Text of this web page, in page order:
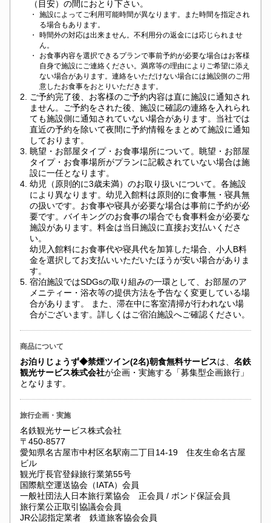
（目安）の間におとり下さい。
・
施設によってご利用可能時間が異なります。また時間を指定され
る場合もあります。
・
時間外の対応は出来ません。不利用分の返金には応じられませ
ん。
・
お食事内容を選択できるプランで事前予約が必要な場合はお客様
自身で施設にご連絡ください。満席等の理由によりご希望に添え
ない場合があります。連絡をいただけない場合には施設側のご用
意したお食事をおとりいただきます。
2.
ご予約完了後、お客様のご予約内容は直に施設に通知され
ません。ご予約をされた後、施設に確認の連絡を入れられ
ても施設側に通知されていない場合があります。当社では
直近の予約を除いて夜間に予約情報をまとめて施設に通知
しております。
3.
眺望・お部屋タイプ・お食事場所について。眺望・お部屋
タイプ・お食事場所がプランに記載されていない場合は施
設に一任となります。
4. 幼児（原則的に3歳未満）のお取り扱いについて。各施設
により異なります。幼児入館料は原則的に食事無・寝具無
の扱いです。お食事や寝具が必要な場合は事前に予約が必
要です。バイキングのお食事の場合でも食事料金が必要な
施設があります。料金は当日施設に直接お支払いくださ
い。
幼児入館料にお食事代や寝具代を加算した場合、小人B料
金を選択してお支払いいただいたほうが安い場合がありま
す。
5. 宿泊施設ではSDGsの取り組みの一環として、お部屋のア
メニティー・浴衣等の提供方法を予告なく変更している場
合があります。 また、滞在中に客室清掃が行われない場
合がございます。詳しくはご宿泊施設へご確認ください。
商品について
お泊りじょうず◆禁煙ツイン(2名)朝食無料サービスは、 名鉄
観光サービス株式会社が企画・実施する「募集型企画旅行」
となります。
旅行企画・実施
名鉄観光サービス株式会社
〒450-8577
愛知県名古屋市中村区名駅南二丁目14-19 住友生命名古屋
ビル
観光庁長官登録旅行業第55号
国際航空運送協会（IATA）会員
一般社団法人日本旅行業協会 正会員 / ボンド保証会員
旅行業公正取引協議会会員
JR公認指定業者 鉄道旅客協会会員